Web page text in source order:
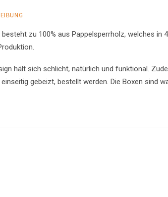
besteht zu 100% aus Pappelsperrholz, welches
hält sich schlicht, natürlich und funktional.
einseitig gebeizt, bestellt werden. Die Boxen sind